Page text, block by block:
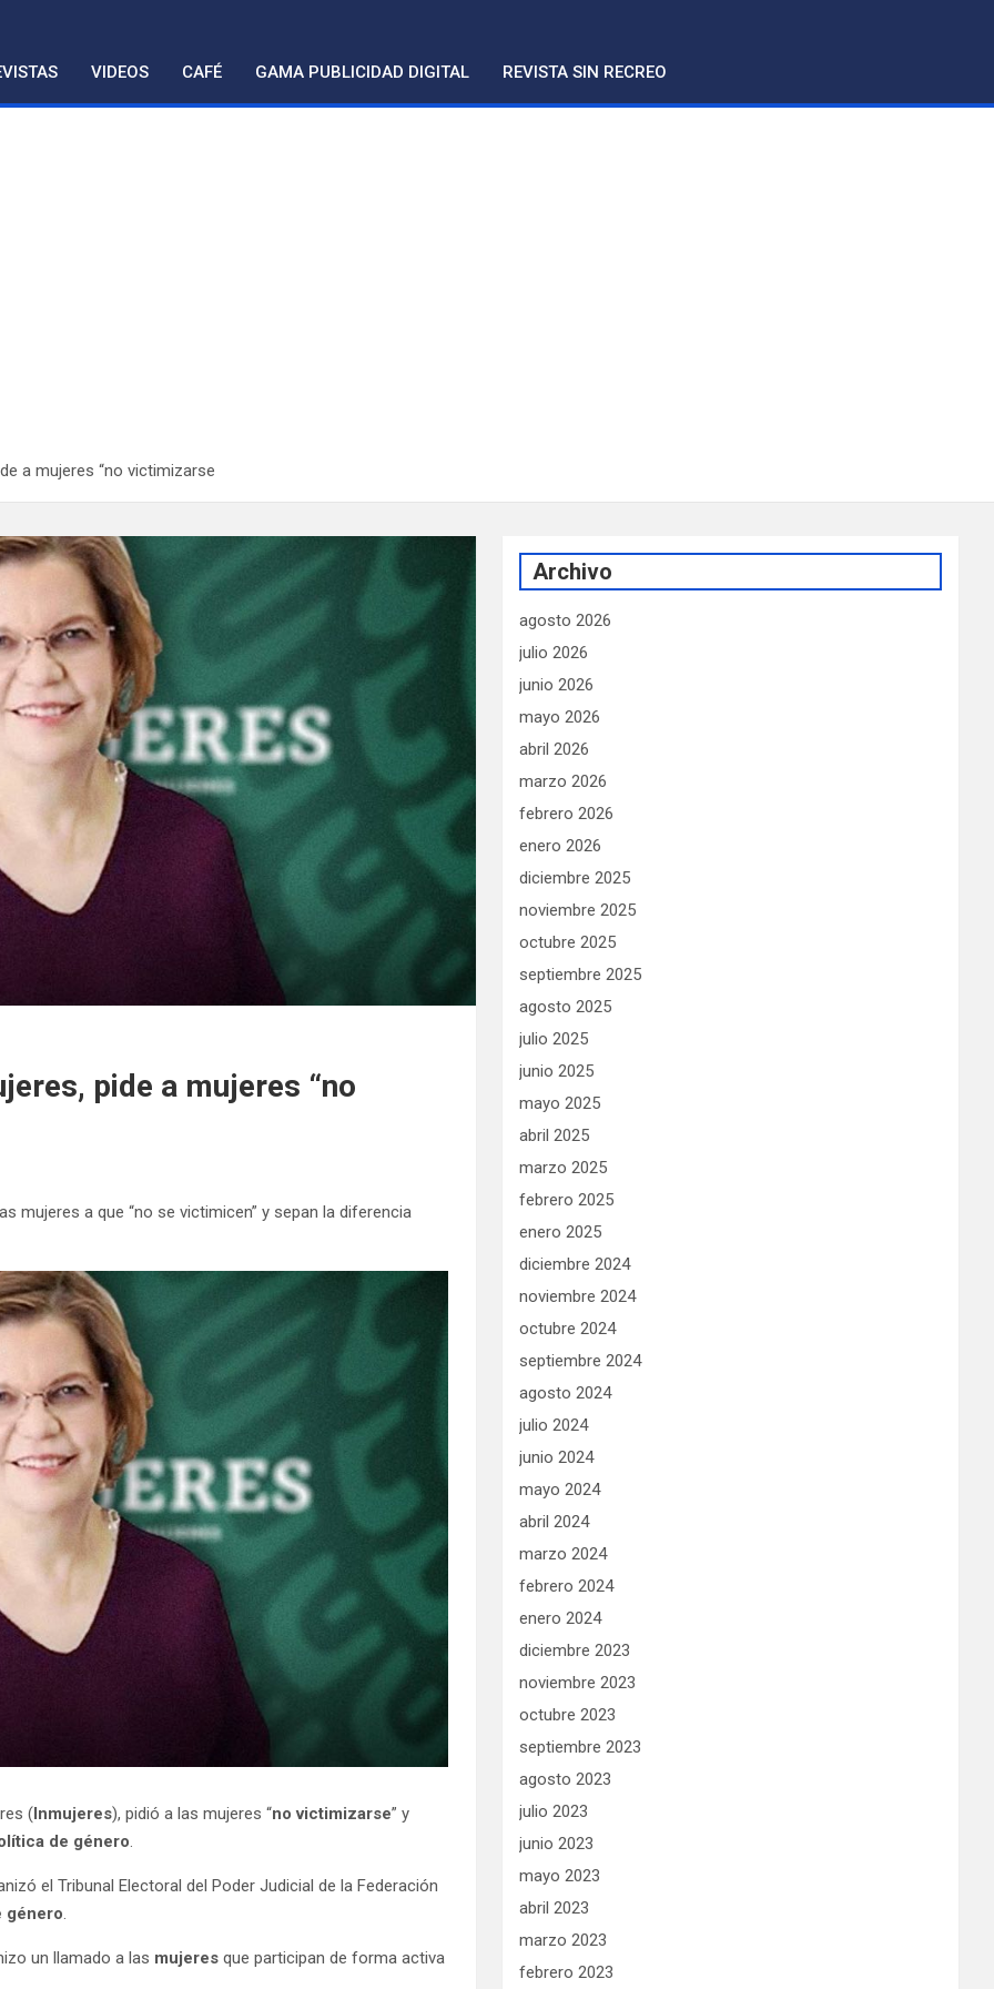
VIDEOS CAFÉ GAMA PUBLICIDAD DIGITAL REVISTA SIN RECREO
a mujeres “no victimizarse
pide a mujeres “no
mujeres a que “no se victimicen” y sepan la diferencia
(Inmujeres), pidió a las mujeres “no victimizarse” y
de género.
el Tribunal Electoral del Poder Judicial de la Federación
género.
un llamado a las mujeres que participan de forma activa
Archivo
agosto 2026
julio 2026
junio 2026
mayo 2026
abril 2026
marzo 2026
febrero 2026
enero 2026
diciembre 2025
noviembre 2025
octubre 2025
septiembre 2025
agosto 2025
julio 2025
junio 2025
mayo 2025
abril 2025
marzo 2025
febrero 2025
enero 2025
diciembre 2024
noviembre 2024
octubre 2024
septiembre 2024
agosto 2024
julio 2024
junio 2024
mayo 2024
abril 2024
marzo 2024
febrero 2024
enero 2024
diciembre 2023
noviembre 2023
octubre 2023
septiembre 2023
agosto 2023
julio 2023
junio 2023
mayo 2023
abril 2023
marzo 2023
febrero 2023